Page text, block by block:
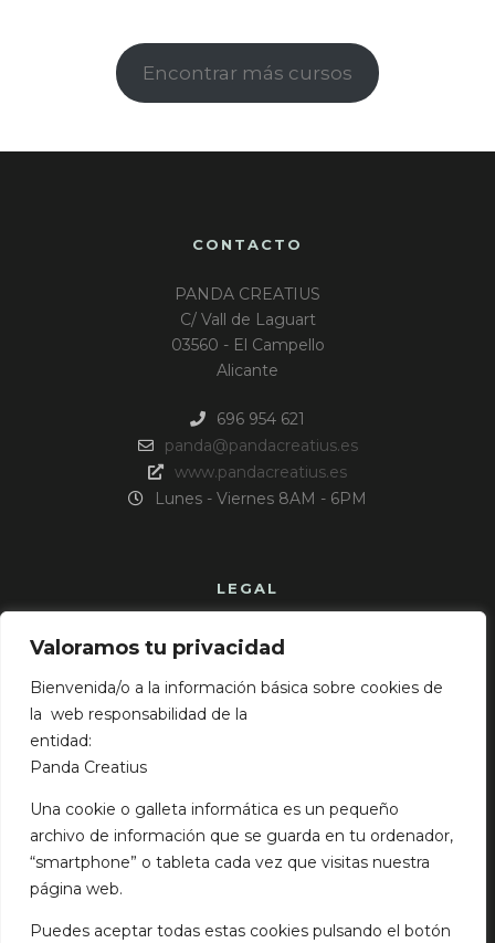
Valoramos tu privacidad
Bienvenida/o a la información básica sobre cookies de
la web responsabilidad de la
entidad:
Panda Creatius
Una cookie o galleta informática es un pequeño
archivo de información que se guarda en tu ordenador,
“smartphone” o tableta cada vez que visitas nuestra
página web.
Puedes aceptar todas estas cookies pulsando el botón
Encontrar más cursos
CONTACTO
PANDA CREATIUS
C/ Vall de Laguart
03560 - El Campello
Alicante
696 954 621
panda@pandacreatius.es
www.pandacreatius.es
Lunes - Viernes 8AM - 6PM
LEGAL
Aviso Legal
Política de cookies
Política de privacidad
TENDENCIAS DISEÑO WEB 2023
mayo 9, 2023